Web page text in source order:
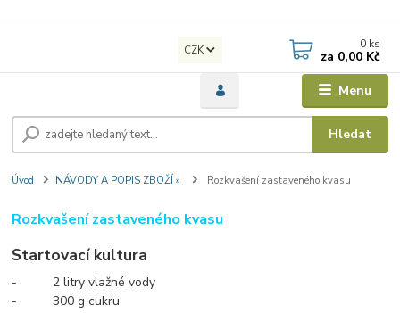
Menu
CZK
Hledat
0 ks
za 0,00 Kč
Úvod NÁVODY A POPIS ZBOŽÍ » Rozkvašení zastaveného kvasu
Rozkvašení zastaveného kvasu
Startovací kultura
- 2 litry vlažné vody
- 300 g cukru